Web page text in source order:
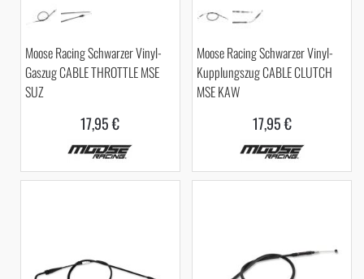
Moose Racing Schwarzer Vinyl-
Gaszug CABLE THROTTLE MSE
SUZ
17,95 €
Moose Racing Schwarzer Vinyl-
Kupplungszug CABLE CLUTCH
MSE KAW
17,95 €